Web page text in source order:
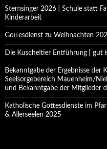
Sternsinger 2026 | Schule statt
Kinderarbeit
Gottesdienst zu Weihnachten
Die Kuscheltier Entführung | gut
Bekanntgabe der Ergebnisse der
Seelsorgebereich Mauenheim/
und Bekanntgabe der Mitglieder
Katholische Gottesdienste im
& Allerseelen 2025